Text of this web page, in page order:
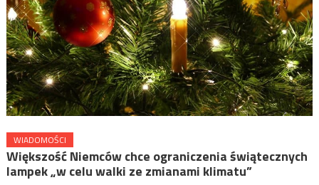
WIADOMOŚCI
Większość Niemców chce ograniczenia świątecznych
lampek „w celu walki ze zmianami klimatu”